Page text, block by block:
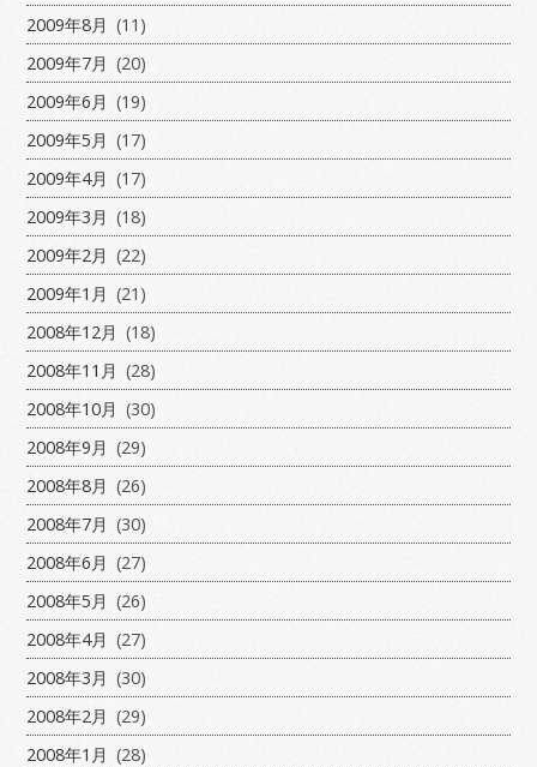
2009年8月 (11)
2009年7月 (20)
2009年6月 (19)
2009年5月 (17)
2009年4月 (17)
2009年3月 (18)
2009年2月 (22)
2009年1月 (21)
2008年12月 (18)
2008年11月 (28)
2008年10月 (30)
2008年9月 (29)
2008年8月 (26)
2008年7月 (30)
2008年6月 (27)
2008年5月 (26)
2008年4月 (27)
2008年3月 (30)
2008年2月 (29)
2008年1月 (28)